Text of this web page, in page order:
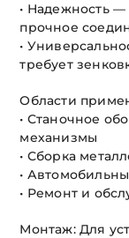
• Надежность —
прочное
•
требует
Области
• Станочное
механизмы
• Сборка
•
• Ремонт и
Монтаж: Для